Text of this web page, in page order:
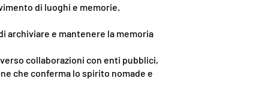
di luoghi e memorie.
archiviare e mantenere la memoria
collaborazioni con enti pubblici,
che conferma lo spirito nomade e